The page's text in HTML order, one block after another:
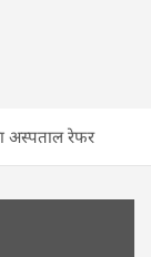
अस्पताल रेफर